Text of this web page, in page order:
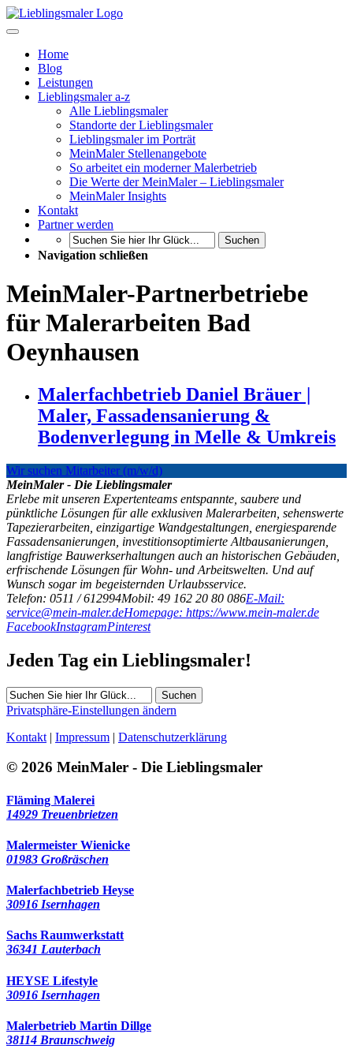
Home
Blog
Leistungen
Lieblingsmaler a-z
Alle Lieblingsmaler
Standorte der Lieblingsmaler
Lieblingsmaler im Porträt
MeinMaler Stellenangebote
So arbeitet ein moderner Malerbetrieb
Die Werte der MeinMaler – Lieblingsmaler
MeinMaler Insights
Kontakt
Partner werden
Suchen
Navigation schließen
MeinMaler-Partnerbetriebe
für Malerarbeiten Bad
Oeynhausen
Malerfachbetrieb Daniel Bräuer |
Maler, Fassadensanierung &
Bodenverlegung in Melle & Umkreis
Wir suchen Mitarbeiter (m/w/d)
MeinMaler - Die Lieblingsmaler
Erlebe mit unseren Expertenteams entspannte, saubere und
pünktliche Lösungen für alle exklusiven Malerarbeiten, sehenswerte
Tapezierarbeiten, einzigartige Wandgestaltungen, energiesparende
Fassadensanierungen, investitionsoptimierte Altbausanierungen,
langfristige Bauwerkserhaltungen auch an historischen Gebäuden,
erfrischende Lösungen für Wohn- und Arbeitswelten. Und auf
Wunsch sogar im begeisternden Urlaubsservice.
Telefon: 0511 / 612994Mobil: 49 162 20 80 086E-Mail:
service@mein-maler.deHomepage: https://www.mein-maler.de
FacebookInstagramPinterest
Jeden Tag ein Lieblingsmaler!
Suchen
Privatsphäre-Einstellungen ändern
Kontakt | Impressum | Datenschutzerklärung
© 2026 MeinMaler - Die Lieblingsmaler
Fläming Malerei
14929 Treuenbrietzen
Malermeister Wienicke
01983 Großräschen
Malerfachbetrieb Heyse
30916 Isernhagen
Sachs Raumwerkstatt
36341 Lauterbach
HEYSE Lifestyle
30916 Isernhagen
Malerbetrieb Martin Dillge
38114 Braunschweig